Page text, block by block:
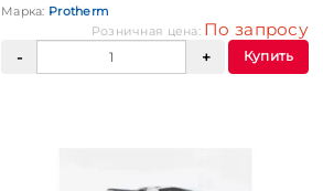
Марка: Protherm
Розничная цена: По запросу
Купить